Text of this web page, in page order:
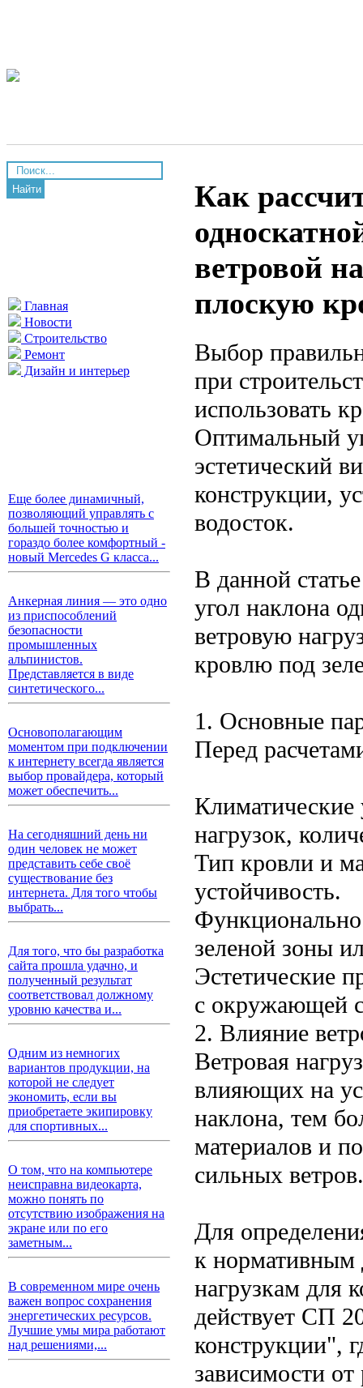
Найти
Главная
Новости
Строительство
Ремонт
Дизайн и интерьер
Еще более динамичный,
позволяющий управлять с
большей точностью и
гораздо более комфортный -
новый Mercedes G класса...
Анкерная линия — это одно
из приспособлений
безопасности
промышленных
альпинистов.
Представляется в виде
синтетического...
Основополагающим
моментом при подключении
к интернету всегда является
выбор провайдера, который
может обеспечить...
На сегодняшний день ни
один человек не может
представить себе своё
существование без
интернета. Для того чтобы
выбрать...
Для того, что бы разработка
сайта прошла удачно, и
полученный результат
соответствовал должному
уровню качества и...
Одним из немногих
вариантов продукции, на
которой не следует
экономить, если вы
приобретаете экипировку
для спортивных...
О том, что на компьютере
неисправна видеокарта,
можно понять по
отсутствию изображения на
экране или по его
заметным...
В современном мире очень
важен вопрос сохранения
энергетических ресурсов.
Лучшие умы мира работают
над решениями,...
Как
ветровой
плоскую
Выбор
при
использовать
Оптимальный
эстетический
конструкции,
водосток.
В данной
угол наклона
ветровую
кровлю под
1. Основные
Перед
Климатические
нагрузок,
Тип кровли и
устойчивость.
зеленой зоны
Эстетические
с окружающей
2. Влияние
Ветровая
влияющих на
наклона, тем
материалов и
сильных ветров.
Для
к нормативным
нагрузкам для
действует СП
конструкции",
зависимости